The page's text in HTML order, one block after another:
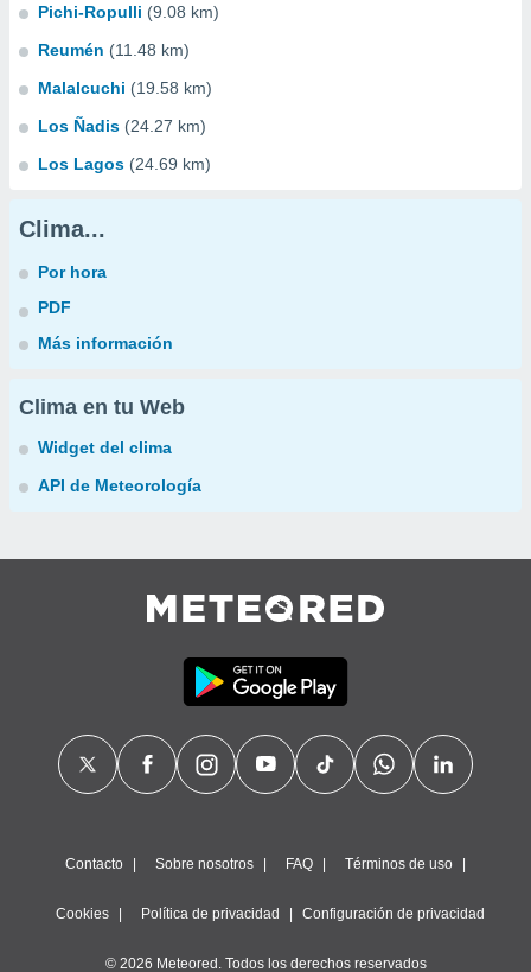
Pichi-Ropulli (9.08 km)
Reumén (11.48 km)
Malalcuchi (19.58 km)
Los Ñadis (24.27 km)
Los Lagos (24.69 km)
Clima...
Por hora
PDF
Más información
Clima en tu Web
Widget del clima
API de Meteorología
Contacto Sobre nosotros FAQ Términos de uso
Cookies Política de privacidad Configuración de privacidad
© 2026 Meteored. Todos los derechos reservados